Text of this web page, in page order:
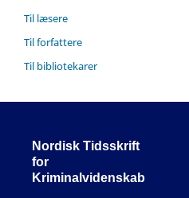
Til læsere
Til forfattere
Til bibliotekarer
Nordisk Tidsskrift
for
Kriminalvidenskab